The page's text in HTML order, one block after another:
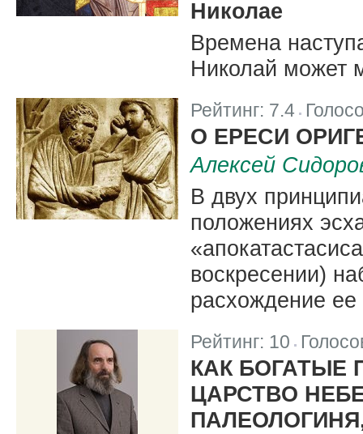
Николае
Времена
Николай может
Рейтинг: 7.4
О ЕРЕСИ
Алексей
В двух
положениях
воскресении)
расхождение
Рейтинг: 10
КАК БОГАТЫЕ
ЦАРСТВО